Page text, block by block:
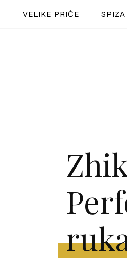
SPIZA
VELIKE
PRETPLATA
VELIKE PRIČE SPIZA